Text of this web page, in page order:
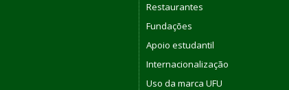
Restaurantes
Fundações
Apoio estudantil
Internacionalização
Uso da marca UFU